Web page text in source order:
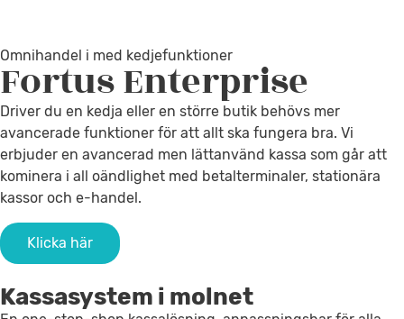
Omnihandel i med kedjefunktioner
FortusEnterprise
Driver du en kedja eller en större butik behövs mer
avancerade funktioner för att allt ska fungera bra. Vi
erbjuder en avancerad men lättanvänd kassa som går att
kominera i all oändlighet med betalterminaler, stationära
kassor och e-handel.
Klicka här
Kassasystem i molnet